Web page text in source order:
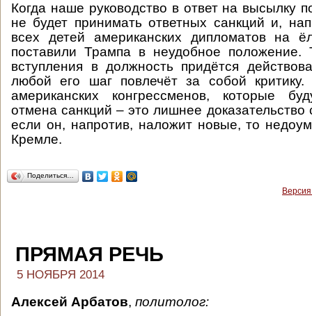
Когда наше руководство в ответ на высылку
не будет принимать ответных санкций и,
всех детей американских дипломатов на
поставили Трампа в неудобное положение.
вступления в должность придётся
любой его шаг повлечёт за собой
американских конгрессменов, которые
отмена санкций – это лишнее доказательство
если он, напротив, наложит новые, то
Кремле.
Поделиться…
ПРЯМАЯ РЕЧЬ
5 НОЯБРЯ 2014
Алексей Арбатов, политолог: